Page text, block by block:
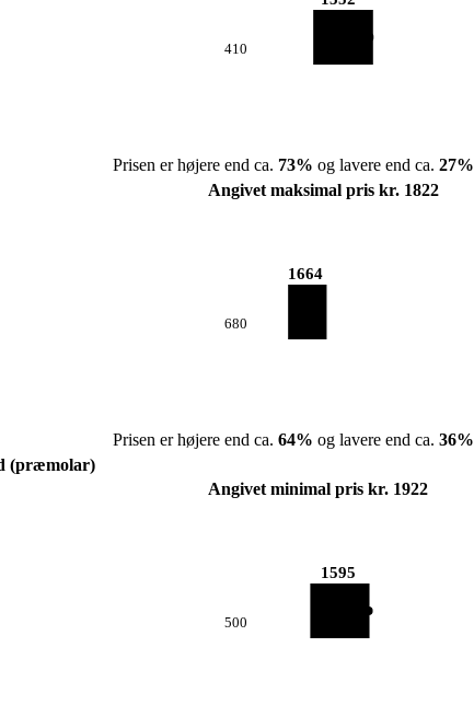
410
Prisen er højere end ca. 73% og lavere end ca. 27%
Angivet maksimal pris kr. 1822
680
1664
Prisen er højere end ca. 64% og lavere end ca. 36%
(præmolar)
Angivet minimal pris kr. 1922
500
1595